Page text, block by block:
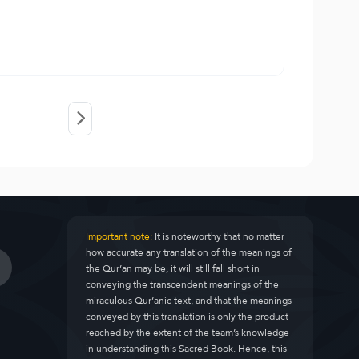
Important note:It is noteworthy that no matter
how accurate any translation of the meanings of
the Qur’an may be, it will still fall short in
conveying the transcendent meanings of the
miraculous Qur’anic text, and that the meanings
conveyed by this translation is only the product
reached by the extent of the team’s knowledge
in understanding this Sacred Book. Hence, this